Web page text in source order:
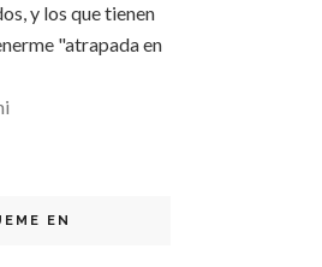
y los que tienen
"atrapada en
EN